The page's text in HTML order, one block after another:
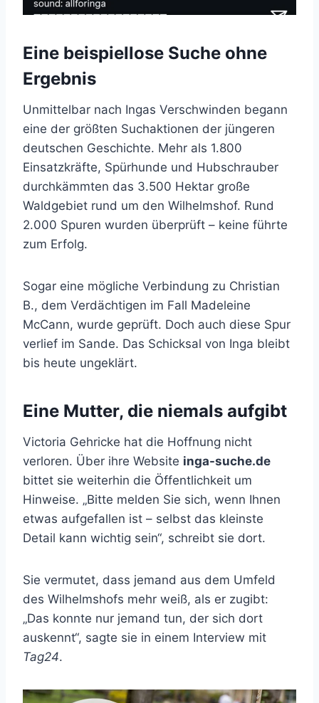
Eine beispiellose Suche ohne
Ergebnis
Unmittelbar nach Ingas Verschwinden begann
eine der größten Suchaktionen der jüngeren
deutschen Geschichte. Mehr als 1.800
Einsatzkräfte, Spürhunde und Hubschrauber
durchkämmten das 3.500 Hektar große
Waldgebiet rund um den Wilhelmshof. Rund
2.000 Spuren wurden überprüft – keine führte
zum Erfolg.
Sogar eine mögliche Verbindung zu Christian
B., dem Verdächtigen im Fall Madeleine
McCann, wurde geprüft. Doch auch diese Spur
verlief im Sande. Das Schicksal von Inga bleibt
bis heute ungeklärt.
Eine Mutter, die niemals aufgibt
Victoria Gehricke hat die Hoffnung nicht
verloren. Über ihre Website inga-suche.de
bittet sie weiterhin die Öffentlichkeit um
Hinweise. „Bitte melden Sie sich, wenn Ihnen
etwas aufgefallen ist – selbst das kleinste
Detail kann wichtig sein“, schreibt sie dort.
Sie vermutet, dass jemand aus dem Umfeld
des Wilhelmshofs mehr weiß, als er zugibt:
„Das konnte nur jemand tun, der sich dort
auskennt“, sagte sie in einem Interview mit
Tag24.